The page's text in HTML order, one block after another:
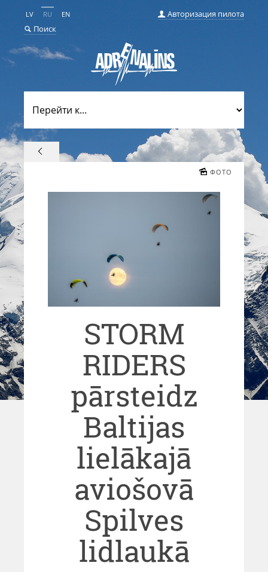
LV RU EN
Поиск
Авторизация пилота
ФОТО
STORM
RIDERS
pārsteidz
Baltijas
lielākajā
aviošovā
Spilves
lidlaukā